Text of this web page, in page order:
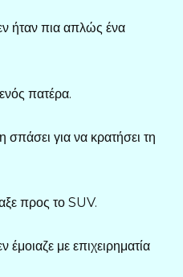
ήταν πια απλώς ένα
πατέρα.
σπάσει για να κρατήσει τη
προς το SUV.
με επιχειρηματία